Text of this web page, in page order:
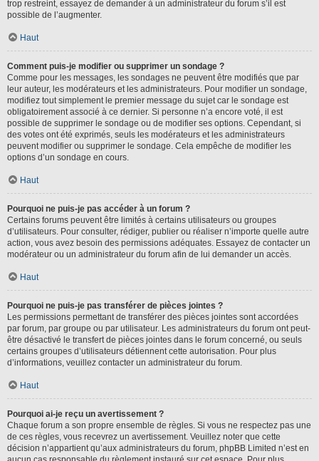
trop restreint, essayez de demander à un administrateur du forum s’il est
possible de l’augmenter.
Haut
Comment puis-je modifier ou supprimer un sondage ?
Comme pour les messages, les sondages ne peuvent être modifiés que par
leur auteur, les modérateurs et les administrateurs. Pour modifier un sondage,
modifiez tout simplement le premier message du sujet car le sondage est
obligatoirement associé à ce dernier. Si personne n’a encore voté, il est
possible de supprimer le sondage ou de modifier ses options. Cependant, si
des votes ont été exprimés, seuls les modérateurs et les administrateurs
peuvent modifier ou supprimer le sondage. Cela empêche de modifier les
options d’un sondage en cours.
Haut
Pourquoi ne puis-je pas accéder à un forum ?
Certains forums peuvent être limités à certains utilisateurs ou groupes
d’utilisateurs. Pour consulter, rédiger, publier ou réaliser n’importe quelle autre
action, vous avez besoin des permissions adéquates. Essayez de contacter un
modérateur ou un administrateur du forum afin de lui demander un accès.
Haut
Pourquoi ne puis-je pas transférer de pièces jointes ?
Les permissions permettant de transférer des pièces jointes sont accordées
par forum, par groupe ou par utilisateur. Les administrateurs du forum ont peut-
être désactivé le transfert de pièces jointes dans le forum concerné, ou seuls
certains groupes d’utilisateurs détiennent cette autorisation. Pour plus
d’informations, veuillez contacter un administrateur du forum.
Haut
Pourquoi ai-je reçu un avertissement ?
Chaque forum a son propre ensemble de règles. Si vous ne respectez pas une
de ces règles, vous recevrez un avertissement. Veuillez noter que cette
décision n’appartient qu’aux administrateurs du forum, phpBB Limited n’est en